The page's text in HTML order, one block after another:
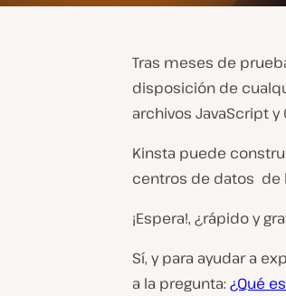
Tras meses de
disposición de
archivos JavaScript y
Kinsta puede
centros de datos de
¡Espera!, ¿rápidoy
Sí, y para ayudar a
a la pregunta: ¿Qué